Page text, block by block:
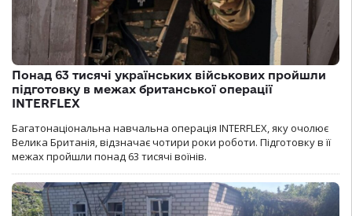
Понад 63 тисячі українських військових пройшли
підготовку в межах британської операції
INTERFLEX
Багатонаціональна навчальна операція INTERFLEX, яку очолює
Велика Британія, відзначає чотири роки роботи. Підготовку в її
межах пройшли понад 63 тисячі воїнів.